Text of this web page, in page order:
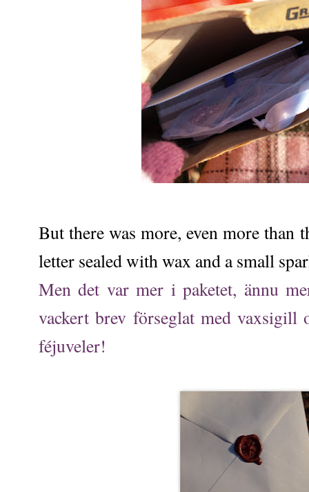
But there was more, even more
letter sealed with wax and a small
Men det var mer i paketet, ännu
vackert brev förseglat med
féjuveler!